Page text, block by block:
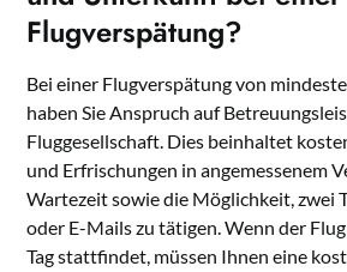
Flugverspätung?
Bei einer Flugverspätung von
haben Sie Anspruch auf
Fluggesellschaft. Dies beinhaltet
und Erfrischungen in angemessenem
Wartezeit sowie die Möglichkeit, zwei
oder E-Mails zu tätigen. Wenn der
Tag stattfindet, müssen Ihnen eine